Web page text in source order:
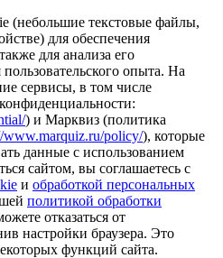
(небольшие текстовые файлы,
для обеспечения
для анализа его
опыта. На
сервисы, в том числе
) и Марквиз (политика
www.marquiz.ru/policy/), которые
данные с использованием
сайтом, вы соглашаетесь с
и обработкой персональных
политикой обработки
отказаться от
настройки браузера. Это
функций сайта.